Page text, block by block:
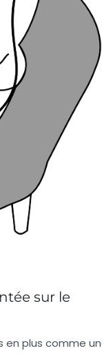
sur le
en plus comme